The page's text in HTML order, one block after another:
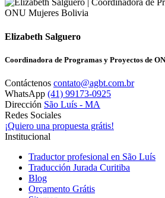
Elizabeth Salguero
Coordinadora de Programas y Proyectos de
Contáctenos contato@agbt.com.br
WhatsApp (41) 99173-0925
Dirección São Luís - MA
Redes Sociales
¡Quiero una propuesta grátis!
Institucional
Traductor profesional en São Luís
Traducción Jurada Curitiba
Blog
Orçamento Grátis